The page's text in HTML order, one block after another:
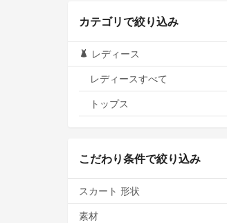
カテゴリで絞り込み
レディース
レディースすべて
トップス
こだわり条件で絞り込み
スカート 形状
素材